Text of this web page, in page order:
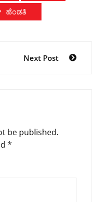
ಹೆಂಡತಿ
Next Post
be published.
*